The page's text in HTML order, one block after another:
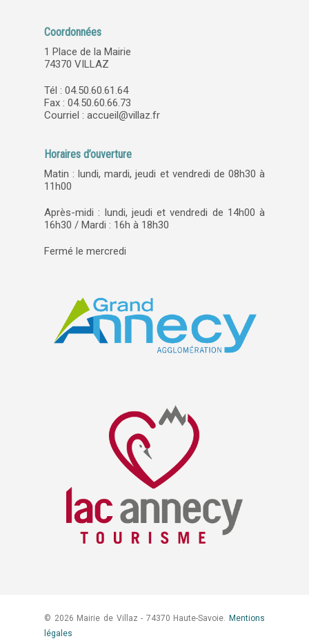
Coordonnées
1 Place de la Mairie
74370 VILLAZ
Tél : 04.50.60.61.64
Fax : 04.50.60.66.73
Courriel : accueil@villaz.fr
Horaires d’ouverture
Matin : lundi, mardi, jeudi et vendredi de 08h30 à
11h00
Après-midi : lundi, jeudi et vendredi de 14h00 à
16h30 / Mardi : 16h à 18h30
Fermé le mercredi
© 2026 Mairie de Villaz - 74370 Haute-Savoie. Mentions
légales